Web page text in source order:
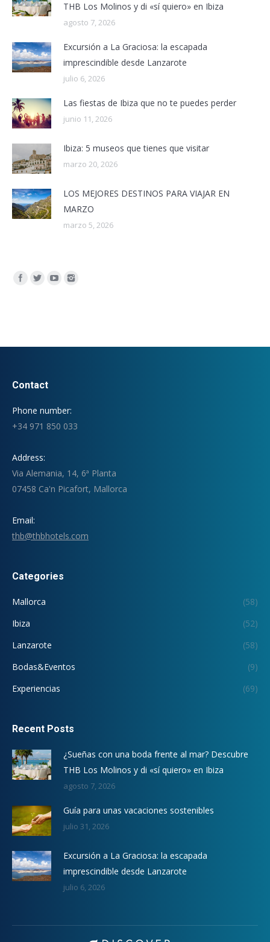
THB Los Molinos y di «sí quiero» en Ibiza
agosto 7, 2026
Excursión a La Graciosa: la escapada
imprescindible desde Lanzarote
julio 6, 2026
Las fiestas de Ibiza que no te puedes perder
junio 11, 2026
Ibiza: 5 museos que tienes que visitar
marzo 20, 2026
LOS MEJORES DESTINOS PARA VIAJAR EN
MARZO
marzo 5, 2026
Encuéntranos en:
Contact
Phone number:
+34 971 850 033
Address:
Via Alemania, 14, 6ª Planta
07458 Ca'n Picafort, Mallorca
Email:
thb@thbhotels.com
Categories
Mallorca
(58)
Ibiza
(52)
Lanzarote
(58)
Bodas&Eventos
(9)
Experiencias
(69)
Recent Posts
¿Sueñas con una boda frente al mar? Descubre
THB Los Molinos y di «sí quiero» en Ibiza
agosto 7, 2026
Guía para unas vacaciones sostenibles
julio 31, 2026
Excursión a La Graciosa: la escapada
imprescindible desde Lanzarote
julio 6, 2026